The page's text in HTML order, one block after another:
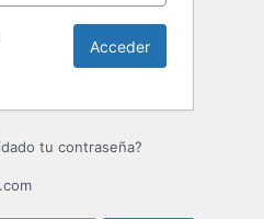
tu contraseña?